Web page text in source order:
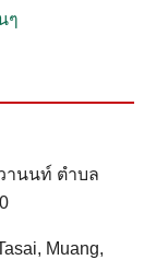
ๆ
านนท์ ตำบล
Muang,